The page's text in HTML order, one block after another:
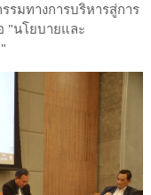
รมทางการบริหารสู่การ
"นโยบายและ